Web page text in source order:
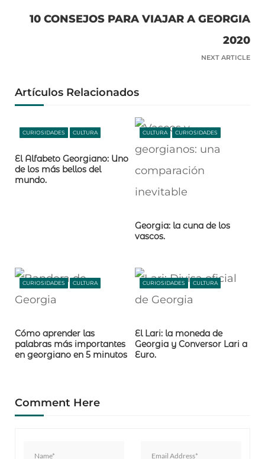
10 CONSEJOS PARA VIAJAR A GEORGIA
2020
NEXT ARTICLE
Artículos Relacionados
CURIOSIDADES CULTURA
El Alfabeto Georgiano: Uno
de los más bellos del
mundo.
CULTURA CURIOSIDADES
Georgia: la cuna de los
vascos.
CURIOSIDADES CULTURA
Cómo aprender las
palabras más importantes
en georgiano en 5 minutos
CURIOSIDADES CULTURA
El Lari: la moneda de
Georgia y Conversor Lari a
Euro.
Comment Here